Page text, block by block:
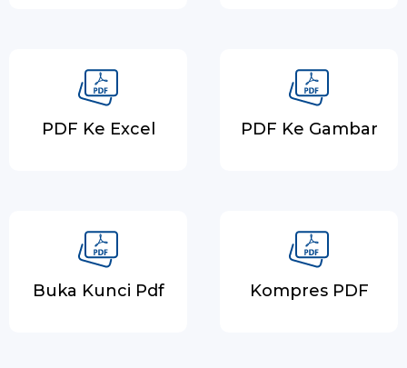
PDF Ke Excel PDF Ke Gambar
Buka Kunci Pdf Kompres PDF